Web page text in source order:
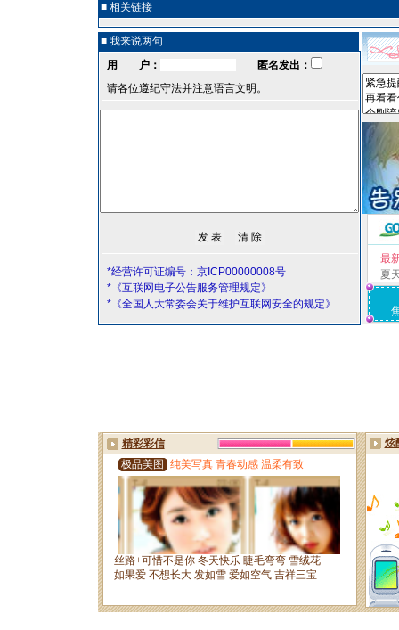
■ 相关链接
■ 我来说两句
用 户：
匿名发出：
请各位遵纪守法并注意语言文明。
*经营许可证编号：京ICP00000008号
*《互联网电子公告服务管理规定》
*《全国人大常委会关于维护互联网安全的规定》
最
夏